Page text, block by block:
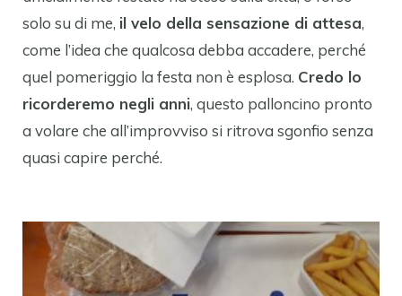
solo su di me, il velo della sensazione di attesa,
come l’idea che qualcosa debba accadere, perché
quel pomeriggio la festa non è esplosa. Credo lo
ricorderemo negli anni, questo palloncino pronto
a volare che all’improvviso si ritrova sgonfio senza
quasi capire perché.